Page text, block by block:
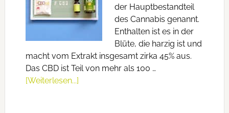
der Hauptbestandteil
des Cannabis genannt.
Enthalten ist es in der
Blüte, die harzig ist und
macht vom Extrakt insgesamt zirka 45% aus.
Das CBD ist Teil von mehr als 100 …
[Weiterlesen...]